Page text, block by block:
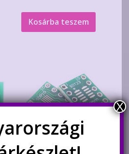
Kosárba teszem
X